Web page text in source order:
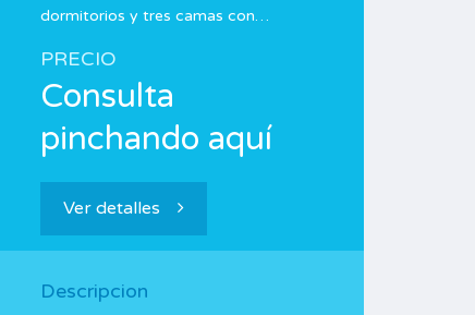
dormitorios y tres camas con…
PRECIO
Consulta
pinchando aquí
Ver detalles
Descripcion